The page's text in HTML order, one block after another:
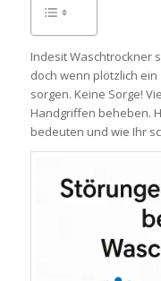
Indesit Waschtrockner
doch wenn plötzlich ein
sorgen. Keine Sorge!
Handgriffen beheben.
bedeuten und wie Ihr